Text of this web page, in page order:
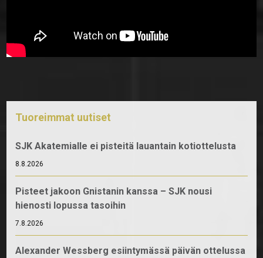
Tuoreimmat uutiset
SJK Akatemialle ei pisteitä lauantain kotiottelusta
8.8.2026
Pisteet jakoon Gnistanin kanssa – SJK nousi
hienosti lopussa tasoihin
7.8.2026
Alexander Wessberg esiintymässä päivän ottelussa